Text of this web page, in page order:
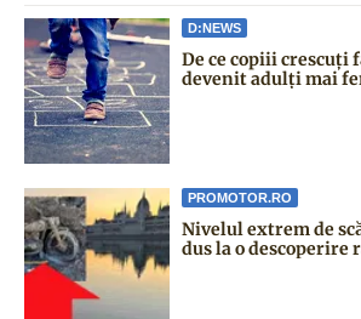
D:NEWS
De ce copiii crescuți
devenit adulți mai
PROMOTOR.RO
Nivelul extrem de
dus la o descoperire